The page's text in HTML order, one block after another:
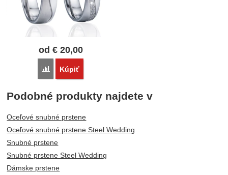
od €20,00
Porovnať
Kúpiť
Podobné produkty najdete v
Oceľové snubné prstene
Oceľové snubné prstene Steel Wedding
Snubné prstene
Snubné prstene Steel Wedding
Dámske prstene